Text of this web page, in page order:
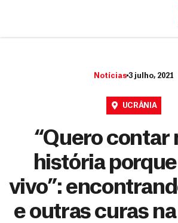
r
Notícias 3 julho, 2021
UCRÂNIA
“Quero contar
história
vivo”:
e outras curas
a
r